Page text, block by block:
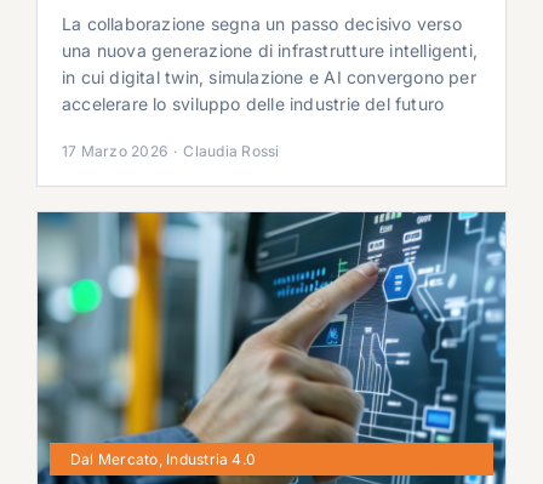
La collaborazione segna un passo decisivo verso
una nuova generazione di infrastrutture intelligenti,
in cui digital twin, simulazione e AI convergono per
accelerare lo sviluppo delle industrie del futuro
17 Marzo 2026 · Claudia Rossi
Dal Mercato Industria 4.0